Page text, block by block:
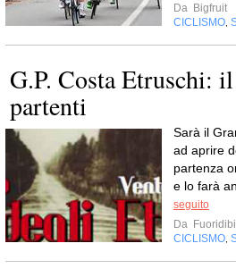
Da Bigfruit
CICLISMO
G.P. Costa Etruschi:
partenti
Sarà il
ad aprire
partenza
e lo farà
seguito
Da
CICLISMO